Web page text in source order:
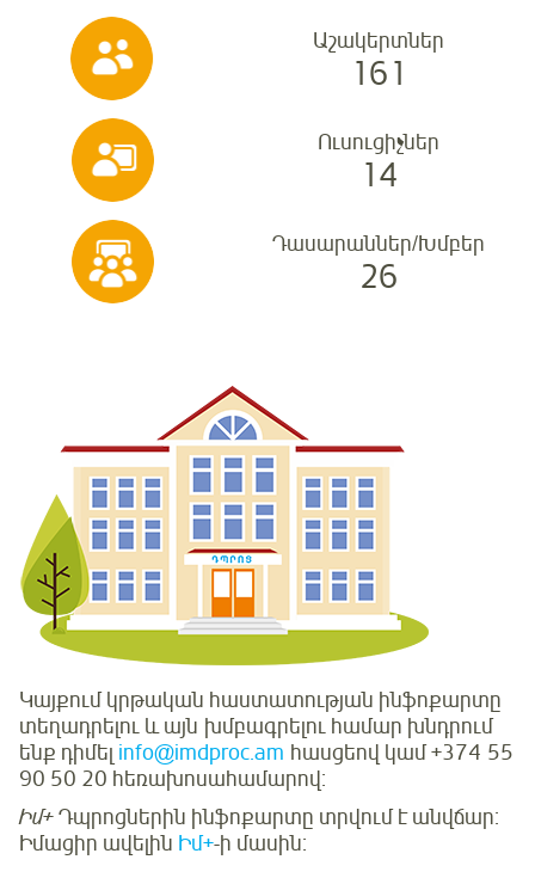
Աշակերտներ
161
Ուսուցիչներ
14
Դասարաններ/Խմբեր
26
Կայքում կրթական հաստատության ինֆոքարտը
տեղադրելու և այն խմբագրելու համար խնդրում
ենք դիմել info@imdproc.am հասցեով կամ +374 55
90 50 20 հեռախոսահամարով:
Իմ+Դպրոցներին ինֆոքարտը տրվում է անվճար:
Իմացիր ավելին Իմ+-ի մասին: